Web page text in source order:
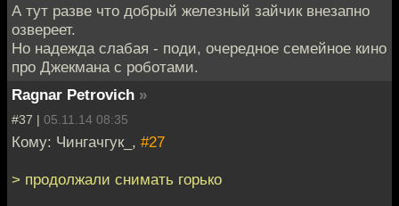
А тут разве что добрый железный зайчик внезапно
озвереет.
Но надежда слабая - поди, очередное семейное кино
про Джекмана с роботами.
Ragnar Petrovich »
#37 | 05.11.14 08:35
Кому: Чингачгук_, #27
> продолжали снимать горько